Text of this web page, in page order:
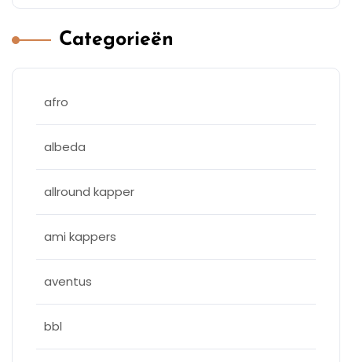
Categorieën
afro
albeda
allround kapper
ami kappers
aventus
bbl